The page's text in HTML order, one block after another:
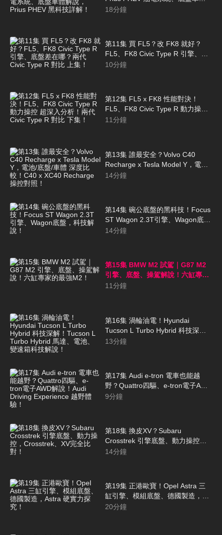
解說，Prius PHEV 黑科技詳解！
18分鐘
第11集 買 FL5？改 FK8 就好？
FL5、FK8 Civic Type R 引擎、底
盤差在哪？兩代 Civic Type R 對比
10分鐘
第12集 FL5 x FK8 性能對決！
FL5、FK8 Civic Type R 動力操控
超深入分析！兩代 Civic Type R 對
11分鐘
第13集 誰最安全？Volvo C40
Recharge x Tesla Model Y，電池/
底盤/車體 深度比較！C40 x XC40
14分鐘
第14集 碗公底盤的黑科技！Focus
ST Wagon 2.3T引擎、Wagon底
盤，科技解說！
14分鐘
第15集 BMW M2 試駕｜G87 M2
引擎、底盤、操駕解說！六缸專家
的最強M2！
11分鐘
第16集 渦輪油電！Hyundai
Tucson L Turbo Hybrid 科技深
解！Tucson L Turbo Hybrid 馬
13分鐘
第17集 Audi e-tron 電車也能越
野？Quattro四驅、e-tron電子AWD
解說！Audi Driving Experience 越
9分鐘
第18集 換皮XV？Subaru
Crosstrek 引擎底盤、動力操控，
Crosstrek、XV完全比對！
14分鐘
第19集 正港歐寶！Opel Astra 三
缸引擎、模組底盤、德國製造，
Astra 硬實力探究！
20分鐘